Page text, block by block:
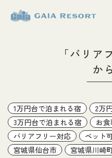
アリゾート「バリア
か
1万円台で泊まれる宿
2万
3万円台で泊まれる宿
お
バリアフリー対応
ペット
宮城県仙台市
宮城県川崎